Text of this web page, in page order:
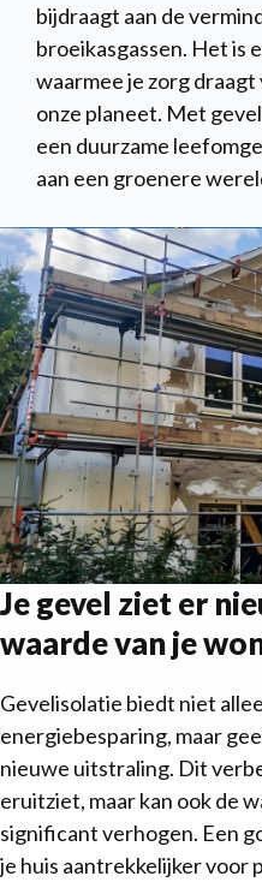
bijdraagt aan de
broeikasgassen. Het is
waarmee je zorg
onze planeet. Met
een duurzame
aan een groenere
Je gevel ziet er
waarde van je
Gevelisolatie biedt niet
energiebesparing, maar
nieuwe uitstraling. Dit
eruitziet, maar kan ook de
significant verhogen. Een
je huis aantrekkelijker voor